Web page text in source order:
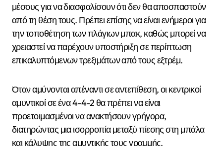
μέσους για να διασφαλίσουν ότι δεν θα αποσπαστούν
από τη θέση τους. Πρέπει επίσης να είναι ενήμεροι για
την τοποθέτηση των πλάγιων μπακ, καθώς μπορεί να
χρειαστεί να παρέχουν υποστήριξη σε περίπτωση
επικαλυπτόμενων τρεξιμάτων από τους εξτρέμ.
Όταν αμύνονται απέναντι σε αντεπίθεση, οι κεντρικοί
αμυντικοί σε ένα 4-4-2 θα πρέπει να είναι
προετοιμασμένοι να ανακτήσουν γρήγορα,
διατηρώντας μια ισορροπία μεταξύ πίεσης στη μπάλα
και κάλυψης της αμυντικής τους γραμμής.